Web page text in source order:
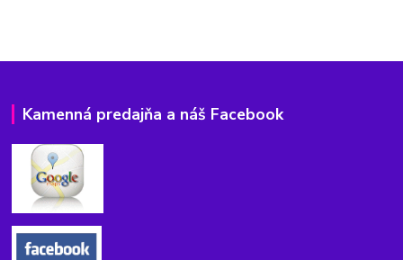
Kamenná predajňa a náš Facebook